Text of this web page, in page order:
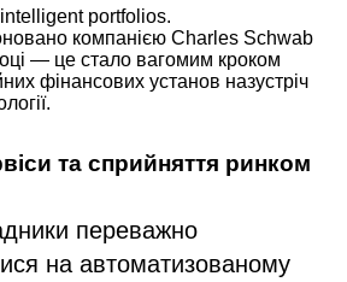
portfolios.
компанією Charles Schwab
— це стало вагомим кроком
фінансових установ назустріч
та сприйняття ринком
переважно
на автоматизованому